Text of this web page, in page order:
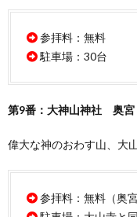
参拝料：無料
駐車場：30台
第9番：大神山神社 奥宮
偉大な神のおわす山、大
参拝料：無料（奥